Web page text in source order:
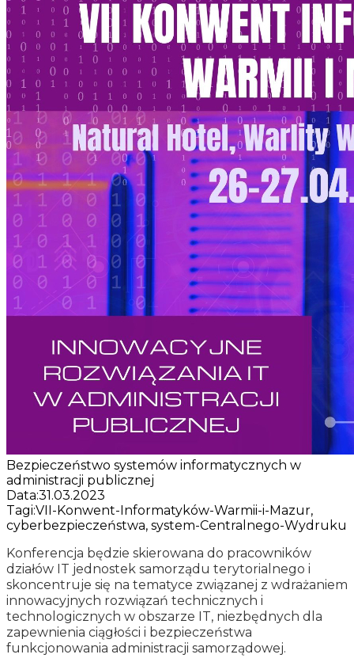
Bezpieczeństwo systemów informatycznych w
administracji publicznej
Data:31.03.2023
Tagi:VII-Konwent-Informatyków-Warmii-i-Mazur,
cyberbezpieczeństwa, system-Centralnego-Wydruku
Konferencja będzie skierowana do pracowników
działów IT jednostek samorządu terytorialnego i
skoncentruje się na tematyce związanej z wdrażaniem
innowacyjnych rozwiązań technicznych i
technologicznych w obszarze IT, niezbędnych dla
zapewnienia ciągłości i bezpieczeństwa
funkcjonowania administracji samorządowej.